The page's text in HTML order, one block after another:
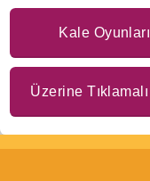
Kale Oyunları